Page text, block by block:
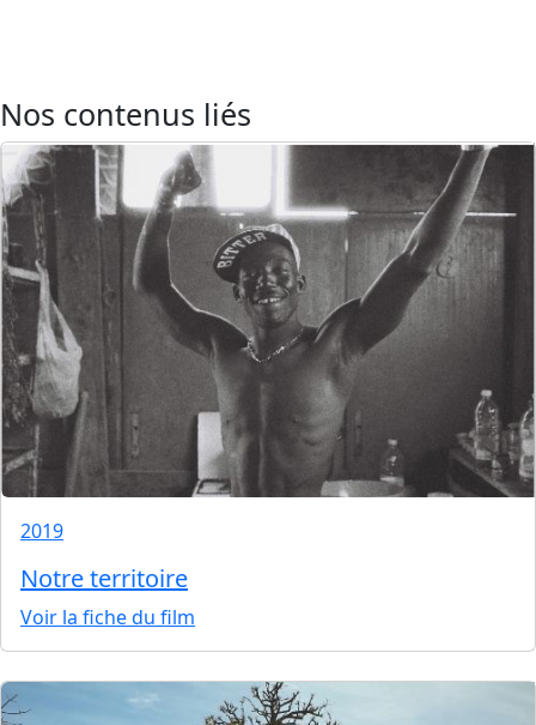
Nos contenus liés
2019
Notre territoire
Voir la fiche du film